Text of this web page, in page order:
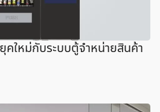
ยุคใหม่กับระบบตู้จำหน่ายสินค้า